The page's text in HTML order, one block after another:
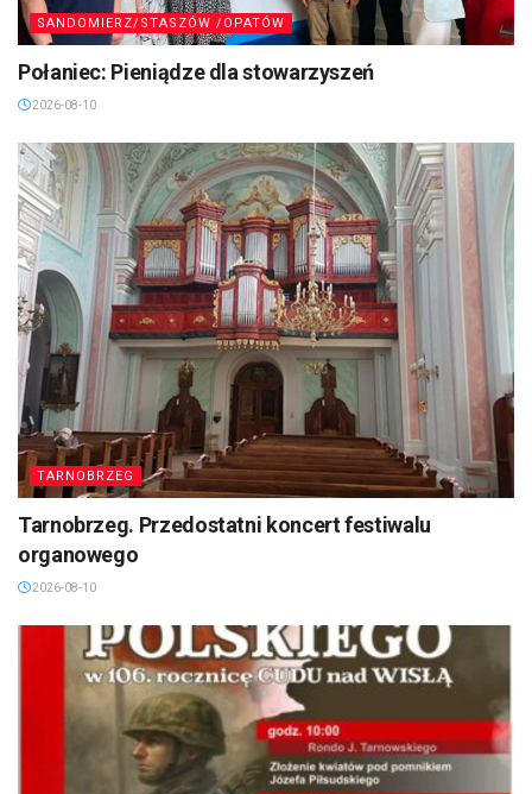
SANDOMIERZ/STASZÓW /OPATÓW
Połaniec: Pieniądze dla stowarzyszeń
2026-08-10
TARNOBRZEG
Tarnobrzeg. Przedostatni koncert festiwalu
organowego
2026-08-10